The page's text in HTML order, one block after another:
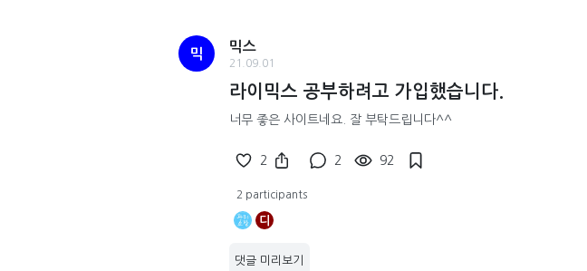
믹
믹스
21.09.01
라이믹스 공부하려고 가입했습니다.
너무 좋은 사이트네요. 잘 부탁드립니다^^
2 2 92
2 participants
디
댓글 미리보기